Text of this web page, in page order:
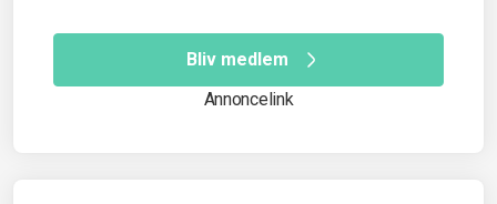
Bliv medlem
Annoncelink